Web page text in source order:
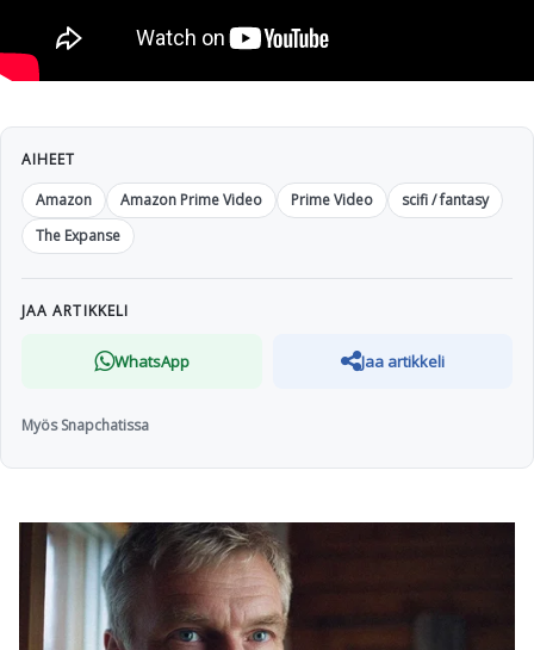
AIHEET
Amazon
Amazon Prime Video Prime Video
scifi / fantasy
The Expanse
JAA ARTIKKELI
WhatsApp Jaa artikkeli
Myös Snapchatissa